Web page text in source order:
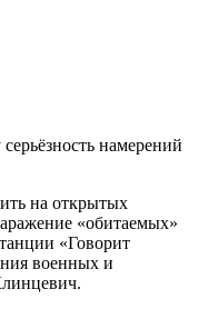
намерений
на открытых
«обитаемых»
«Говорит
военных и